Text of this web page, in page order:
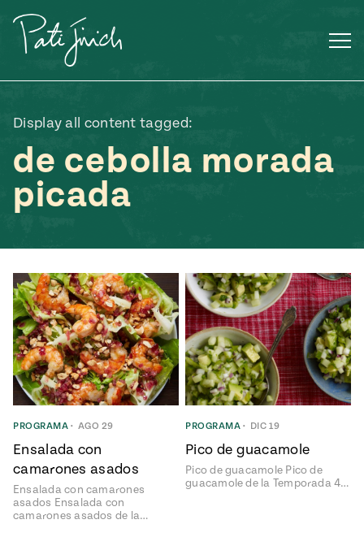
contenido
elote
Verano
Parrilla
S14
1409:
en Mi
Mexican
of La
ENGLISH•ESPAÑOL
Display all content tagged:
de cebolla morada
picada
PROGRAMA • AGO 29
Ensalada con
camarones asados
Ensalada con camarones
asados Ensalada con
camarones asados de la…
PROGRAMA • DIC 19
Pico de guacamole
Pico de guacamole Pico de
guacamole de la Temporada 4…